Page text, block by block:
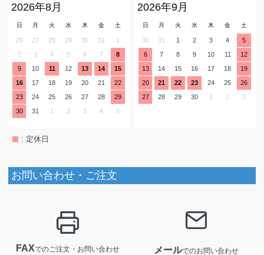
2026年8月
日 月 火 水 木 金 土
26 27 28 29 30 31
1
2
3 4 5 6 7
8
9
10 11 12 13 14
15
16
17 18 19 20 21
22
23
24 25 26 27 28
29
30
31 1 2 3 4 5
2026年9月
日 月 火 水 木 金 土
30 31 1 2 3 4
5
6
7 8 9 10 11
12
13
14 15 16 17 18
19
20
21 22 23 24 25
26
27
28 29 30 1 2 3
: 定休日
お問い合わせ・ご注文
FAXでのご注文・お問い合わせ
メールでのお問い合わせ